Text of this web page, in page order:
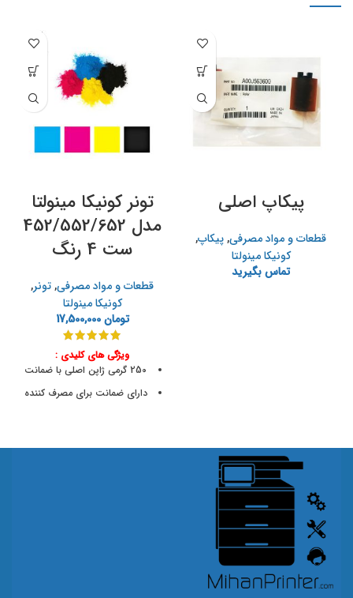
پیکاپ اصلی
قطعات و مواد مصرفی,پیکاپ,
کونیکا مینولتا
تماس بگیرید
تونر کونيکا مينولتا
مدل 452/552/652
ست 4 رنگ
قطعات و مواد مصرفی,تونر,
کونیکا مینولتا
تومان17,500,000
ویژگی های کلیدی :
250 گرمی ژاپن اصلی با ضمانت
دارای ضمانت برای مصرف کننده